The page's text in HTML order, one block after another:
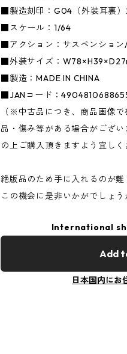
■製造刻印：G04（外装耳裏
■スケール：1/64
■アクション：サスペンション
■外装サイズ：
■製造：MADE IN CHINA
■JANコード：
（※中古品につき、商品画像
品・傷み等がある場合がござ
の上ご購入頂きますよう宜しく
絶版品のため手に入れるのが難
この機会に是非いかがでしょう
International
Add
日本国内にお